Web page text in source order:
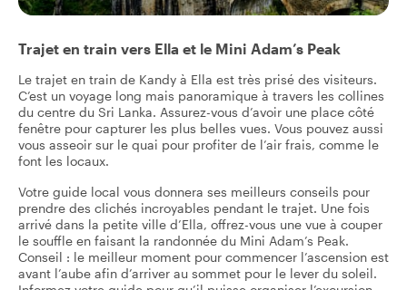
Trajet en train vers Ella et le Mini Adam’s Peak
Le trajet en train de Kandy à Ella est très prisé des visiteurs.
C’est un voyage long mais panoramique à travers les collines
du centre du Sri Lanka. Assurez-vous d’avoir une place côté
fenêtre pour capturer les plus belles vues. Vous pouvez aussi
vous asseoir sur le quai pour profiter de l’air frais, comme le
font les locaux.
Votre guide local vous donnera ses meilleurs conseils pour
prendre des clichés incroyables pendant le trajet. Une fois
arrivé dans la petite ville d’Ella, offrez-vous une vue à couper
le souffle en faisant la randonnée du Mini Adam’s Peak.
Conseil : le meilleur moment pour commencer l’ascension est
avant l’aube afin d’arriver au sommet pour le lever du soleil.